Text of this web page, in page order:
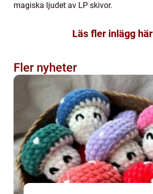
magiska ljudet av LP skivor.
Läs fler inlägg här
Fler nyheter